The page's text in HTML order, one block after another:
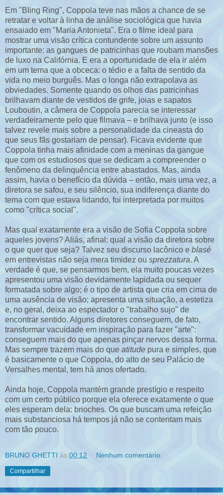
Em "Bling Ring", Coppola teve nas mãos a chance de se
retratar e voltar à linha de análise sociológica que havia
ensaiado em "Maria Antonieta". Era o filme ideal para
mostrar uma visão crítica contundente sobre um assunto
importante: as gangues de patricinhas que roubam mansões
de luxo na Califórnia. E era a oportunidade de ela ir além
em um tema que a obceca: o tédio e a falta de sentido da
vida no meio burguês. Mas o longa não extrapolava as
obviedades. Somente quando os olhos das patricinhas
brilhavam diante de vestidos de grife, joias e sapatos
Louboutin, a câmera de Coppola parecia se interessar
verdadeiramente pelo que filmava – e brilhava junto (e isso
talvez revele mais sobre a personalidade da cineasta do
que seus fãs gostariam de pensar). Ficava evidente que
Coppola tinha mais afinidade com a meninas da gangue
que com os estudiosos que se dedicam a compreender o
fenômeno da delinquência entre abastados. Mas, ainda
assim, havia o benefício da dúvida – então, mais uma vez, a
diretora se safou, e seu silêncio, sua indiferença diante do
tema com que estava lidando, foi interpretada por muitos
como "crítica social".
Mas qual exatamente era a visão de Sofia Coppola sobre
aqueles jovens? Aliás, afinal: qual a visão da diretora sobre
o que quer que seja? Talvez seu discurso lacônico e blasé
em entrevistas não seja mera timidez ou sprezzatura. A
verdade é que, se pensarmos bem, ela muito poucas vezes
apresentou uma visão devidamente lapidada ou sequer
formatada sobre algo; é o tipo de artista que cria em cima de
uma ausência de visão; apresenta uma situação, a estetiza
e, no geral, deixa ao espectador o "trabalho sujo" de
encontrar sentido. Alguns diretores conseguem, de fato,
transformar vacuidade em inspiração para fazer "arte":
conseguem mais do que apenas pinçar nervos dessa forma.
Mas sempre trazem mais do que atitude pura e simples, que
é basicamente o que Coppola, do alto de seu Palácio de
Versalhes mental, tem há anos ofertado.
Ainda hoje, Coppola mantém grande prestígio e respeito
com um certo público porque ela oferece exatamente o que
eles esperam dela: brioches. Os que buscam uma refeição
mais substanciosa há tempos já não se contentam mais
com tão pouco.
BRUNO GHETTI às 00:12 Nenhum comentário:
Compartilhar